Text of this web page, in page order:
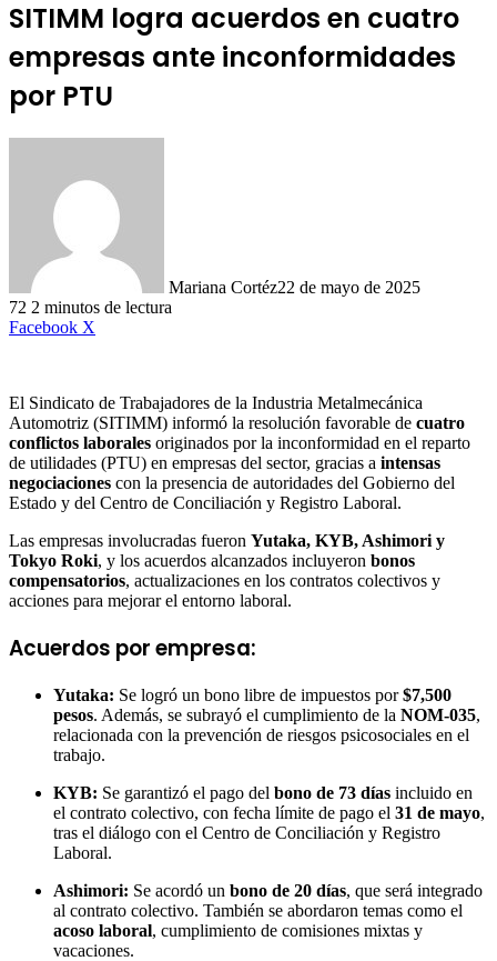
SITIMM logra acuerdos en cuatro
empresas ante inconformidades
por PTU
Mariana Cortéz22 de mayo de 2025
72 2 minutos de lectura
Facebook X
El Sindicato de Trabajadores de la Industria Metalmecánica
Automotriz (SITIMM) informó la resolución favorable de cuatro
conflictos laborales originados por la inconformidad en el reparto
de utilidades (PTU) en empresas del sector, gracias a intensas
negociaciones con la presencia de autoridades del Gobierno del
Estado y del Centro de Conciliación y Registro Laboral.
Las empresas involucradas fueron Yutaka, KYB, Ashimori y
Tokyo Roki, y los acuerdos alcanzados incluyeron bonos
compensatorios, actualizaciones en los contratos colectivos y
acciones para mejorar el entorno laboral.
Acuerdos por empresa:
Yutaka: Se logró un bono libre de impuestos por$7,500
pesos. Además, se subrayó el cumplimiento de la NOM-035,
relacionada con la prevención de riesgos psicosociales en el
trabajo.
KYB: Se garantizó el pago del bono de 73 días incluido en
el contrato colectivo, con fecha límite de pago el 31 de mayo,
tras el diálogo con el Centro de Conciliación y Registro
Laboral.
Ashimori: Se acordó un bono de 20 días, que será integrado
al contrato colectivo. También se abordaron temas como el
acoso laboral, cumplimiento de comisiones mixtas y
vacaciones.